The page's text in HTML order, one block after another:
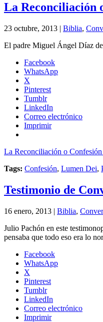
La Reconciliación
23 octubre, 2013 | Biblia,
El padre Miguel Ángel Díaz
Facebook
WhatsApp
X
Pinterest
Tumblr
LinkedIn
Correo electrónico
Imprimir
La Reconciliación o
Tags: Confesión, Lumen Dei,
Testimonio de
16 enero, 2013 | Biblia,
Julio Pachón en este
pensaba que todo eso era lo
Facebook
WhatsApp
X
Pinterest
Tumblr
LinkedIn
Correo electrónico
Imprimir